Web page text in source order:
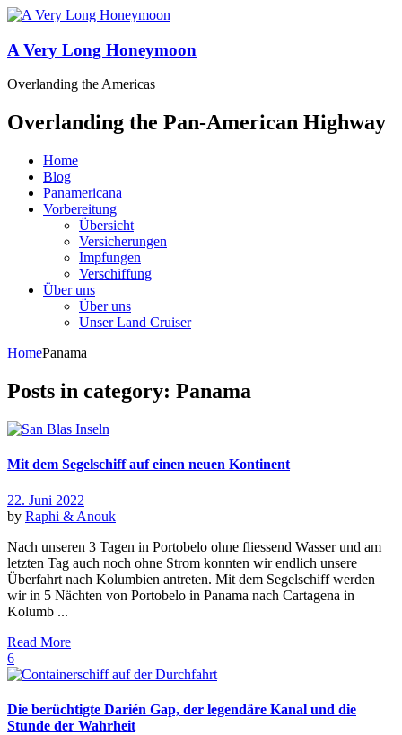
A Very Long Honeymoon
Overlanding the Americas
Overlanding the Pan-American Highway
Home
Blog
Panamericana
Vorbereitung
Übersicht
Versicherungen
Impfungen
Verschiffung
Über uns
Über uns
Unser Land Cruiser
HomePanama
Posts in category: Panama
Mit dem Segelschiff auf einen neuen Kontinent
22. Juni 2022
by Raphi & Anouk
Nach unseren 3 Tagen in Portobelo ohne fliessend Wasser und am
letzten Tag auch noch ohne Strom konnten wir endlich unsere
Überfahrt nach Kolumbien antreten. Mit dem Segelschiff werden
wir in 5 Nächten von Portobelo in Panama nach Cartagena in
Kolumb ...
Read More
6
Die berüchtigte Darién Gap, der legendäre Kanal und die
Stunde der Wahrheit